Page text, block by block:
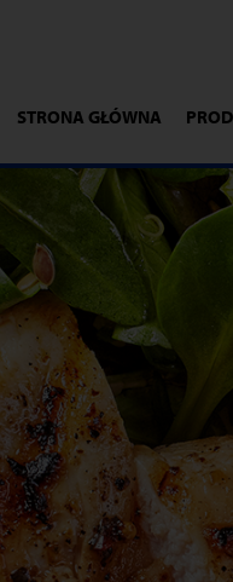
STRONA GŁÓWNA